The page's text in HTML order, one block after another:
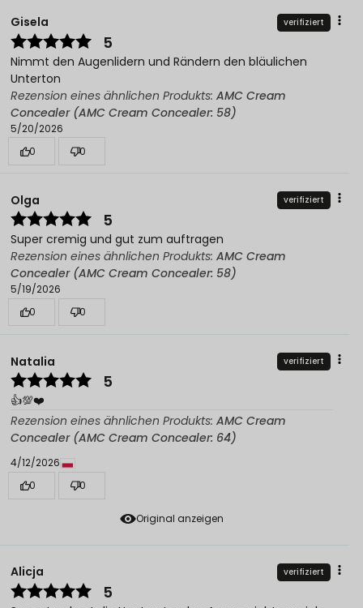
Gisela verifiziert
5
Nimmt den Augenlidern und Rändern den bläulichen
Unterton
Rezension eines ähnlichen Produkts: AMC Cream
Concealer (AMC Cream Concealer: 58)
5/20/2026
0
0
Olga verifiziert
5
Super cremig und gut zum auftragen
Rezension eines ähnlichen Produkts: AMC Cream
Concealer (AMC Cream Concealer: 58)
5/19/2026
0
0
Original anzeigen
Natalia verifiziert
5
👍️💯❤️
Rezension eines ähnlichen Produkts: AMC Cream
Concealer (AMC Cream Concealer: 64)
4/12/2026
0
0
Alicja verifiziert
5